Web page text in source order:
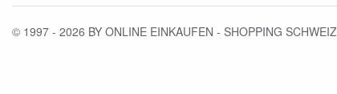
© 1997 - 2026 BY ONLINE EINKAUFEN - SHOPPING SCHWEIZ